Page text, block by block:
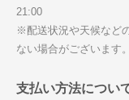
21:00
※配送状況や天候など
ない場合がございます
支払い方法につい